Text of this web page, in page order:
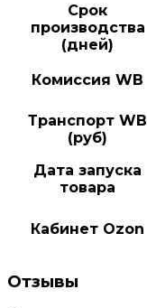
Срок
производства
(дней)
Комиссия WB
Транспорт WB
(руб)
Дата запуска
товара
Кабинет Ozon
Отзывы